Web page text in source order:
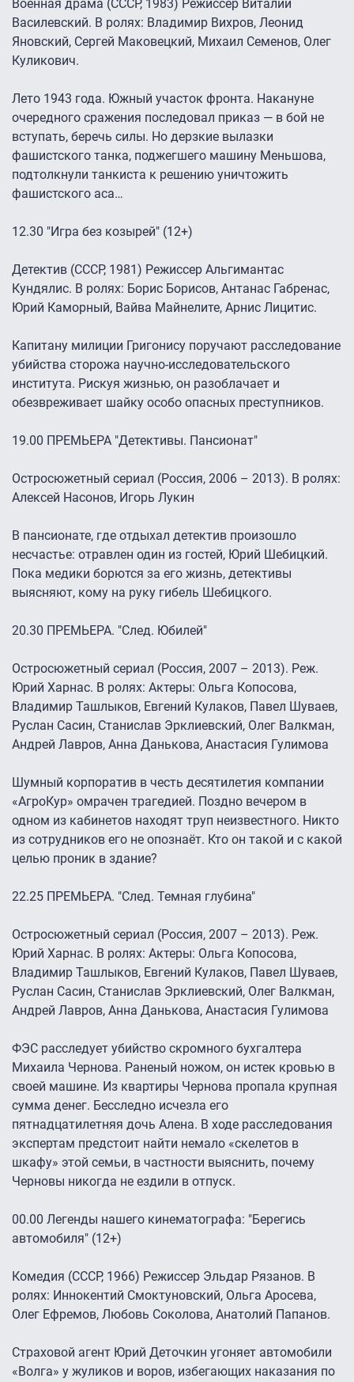
Военная драма (СССР, 1983) Режиссер Виталий
Василевский. В ролях: Владимир Вихров, Леонид
Яновский, Сергей Маковецкий, Михаил Семенов, Олег
Куликович.
Лето 1943 года. Южный участок фронта. Накануне
очередного сражения последовал приказ — в бой не
вступать, беречь силы. Но дерзкие вылазки
фашистского танка, поджегшего машину Меньшова,
подтолкнули танкиста к решению уничтожить
фашистского аса…
12.30 "Игра без козырей" (12+)
Детектив (СССР, 1981) Режиссер Альгимантас
Кундялис. В ролях: Борис Борисов, Антанас Габренас,
Юрий Каморный, Вайва Майнелите, Арнис Лицитис.
Капитану милиции Григонису поручают расследование
убийства сторожа научно-исследовательского
института. Рискуя жизнью, он разоблачает и
обезвреживает шайку особо опасных преступников.
19.00 ПРЕМЬЕРА "Детективы. Пансионат"
Остросюжетный сериал (Россия, 2006 – 2013). В ролях:
Алексей Насонов, Игорь Лукин
В пансионате, где отдыхал детектив произошло
несчастье: отравлен один из гостей, Юрий Шебицкий.
Пока медики борются за его жизнь, детективы
выясняют, кому на руку гибель Шебицкого.
20.30 ПРЕМЬЕРА. "След. Юбилей"
Остросюжетный сериал (Россия, 2007 – 2013). Реж.
Юрий Харнас. В ролях: Актеры: Ольга Копосова,
Владимир Ташлыков, Евгений Кулаков, Павел Шуваев,
Руслан Сасин, Станислав Эрклиевский, Олег Валкман,
Андрей Лавров, Анна Данькова, Анастасия Гулимова
Шумный корпоратив в честь десятилетия компании
«АгроКур» омрачен трагедией. Поздно вечером в
одном из кабинетов находят труп неизвестного. Никто
из сотрудников его не опознаёт. Кто он такой и с какой
целью проник в здание?
22.25 ПРЕМЬЕРА. "След. Темная глубина"
Остросюжетный сериал (Россия, 2007 – 2013). Реж.
Юрий Харнас. В ролях: Актеры: Ольга Копосова,
Владимир Ташлыков, Евгений Кулаков, Павел Шуваев,
Руслан Сасин, Станислав Эрклиевский, Олег Валкман,
Андрей Лавров, Анна Данькова, Анастасия Гулимова
ФЭС расследует убийство скромного бухгалтера
Михаила Чернова. Раненый ножом, он истек кровью в
своей машине. Из квартиры Чернова пропала крупная
сумма денег. Бесследно исчезла его
пятнадцатилетняя дочь Алена. В ходе расследования
экспертам предстоит найти немало «скелетов в
шкафу» этой семьи, в частности выяснить, почему
Черновы никогда не ездили в отпуск.
00.00 Легенды нашего кинематографа: "Берегись
автомобиля" (12+)
Комедия (СССР, 1966) Режиссер Эльдар Рязанов. В
ролях: Иннокентий Смоктуновский, Ольга Аросева,
Олег Ефремов, Любовь Соколова, Анатолий Папанов.
Страховой агент Юрий Деточкин угоняет автомобили
«Волга» у жуликов и воров, избегающих наказания по